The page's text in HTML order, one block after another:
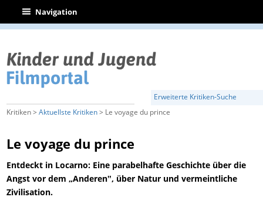
| Navigation
Erweiterte Kritiken-Suche
Kritiken >Aktuellste Kritiken> Le voyage du prince
Le voyage du prince
Entdeckt in Locarno: Eine parabelhafte Geschichte über die
Angst vor dem „Anderen‟, über Natur und vermeintliche
Zivilisation.